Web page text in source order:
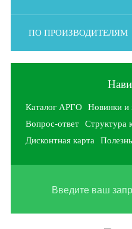
ПО ПРОИЗВОДИТЕЛЯМ
Каталог АРГО Новинки и
Вопрос-ответ
Структура
Дисконтная карта